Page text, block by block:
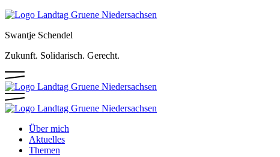
Swantje Schendel
Zukunft. Solidarisch. Gerecht.
Über mich
Aktuelles
Themen